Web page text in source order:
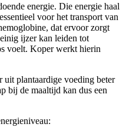
energie. Die energie haal
voor het transport van
dat ervoor zorgt
ijzer kan leiden tot
voelt. Koper werkt hierin
plantaardige voeding beter
bij de maaltijd kan dus een